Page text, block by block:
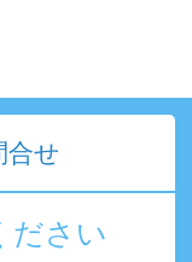
合せ
ださい